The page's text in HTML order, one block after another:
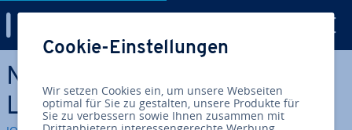
Zum Haupt­in­halt springen
Nextcloud-Demo: Die Cloud-
Lösung un­ver­bind­lich testen
Cookie-Einstellungen
Wir setzen Cookies ein, um unsere Webseiten
optimal für Sie zu gestalten, unsere Produkte für
Sie zu verbessern sowie Ihnen zusammen mit